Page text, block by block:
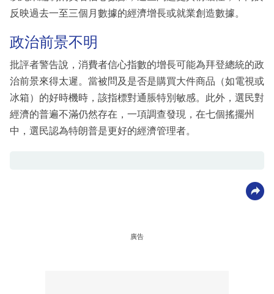
反映過去一至三個月數據的經濟增長或就業創造數據。
政治前景不明
批評者警告說，消費者信心指數的增長可能為拜登總統的政
治前景來得太遲。當被問及是否是購買大件商品（如電視或
冰箱）的好時機時，該指標對通脹特別敏感。此外，選民對
經濟的普遍不滿仍然存在，一項調查發現，在七個搖擺州
中，選民認為特朗普是更好的經濟管理者。
廣告